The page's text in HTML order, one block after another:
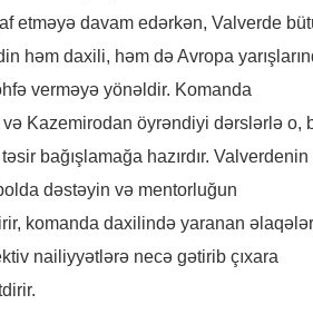
etməyə davam edərkən, Valverde
həm daxili, həm də Avropa
verməyə yönəldir. Komanda
və Kazemirodan öyrəndiyi dərslərlə o,
bağışlamağa hazırdır. Valverdenin
dəstəyin və mentorluğun
komanda daxilində yaranan
nailiyyətlərə necə gətirib çıxara